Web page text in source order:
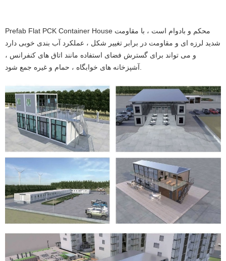
Prefab Flat PCK Container House محکم و بادوام است ، با مقاومت
شدید لرزه ای و مقاومت در برابر تغییر شکل ، عملکرد آب بندی خوبی دارد
و می تواند برای گسترش فضای استفاده مانند اتاق های کنفرانس ،
آشپزخانه های خوابگاه ، حمام و غیره جمع شود.